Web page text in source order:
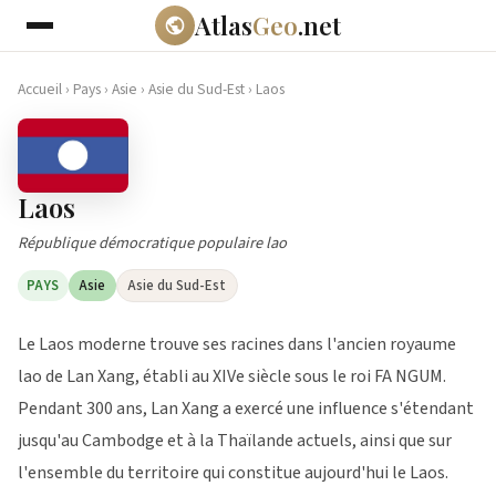
AtlasGeo.net
Accueil › Pays › Asie › Asie du Sud-Est › Laos
Laos
République démocratique populaire lao
PAYS Asie Asie du Sud-Est
Le Laos moderne trouve ses racines dans l'ancien royaume
lao de Lan Xang, établi au XIVe siècle sous le roi FA NGUM.
Pendant 300 ans, Lan Xang a exercé une influence s'étendant
jusqu'au Cambodge et à la Thaïlande actuels, ainsi que sur
l'ensemble du territoire qui constitue aujourd'hui le Laos.